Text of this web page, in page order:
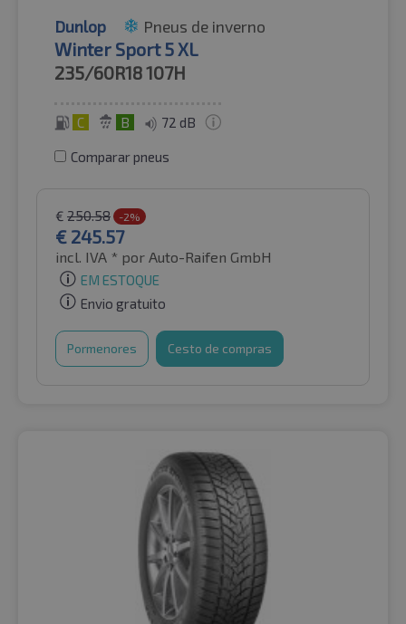
Dunlop Pneus de inverno
Winter Sport 5 XL
235/60R18107H
C B 72 dB
Comparar pneus
€ 250.58 -2%
€ 245.57
incl. IVA * por Auto-Raifen GmbH
EM ESTOQUE
Envio gratuito
Pormenores Cesto de compras